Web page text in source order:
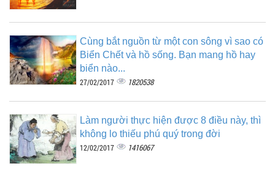
Cùng bắt nguồn từ một con sông vì sao có
Biển Chết và hồ sống. Bạn mang hồ hay
biển nào...
27/02/2017 1820538
Làm người thực hiện được 8 điều này, thì
không lo thiếu phú quý trong đời
12/02/2017 1416067